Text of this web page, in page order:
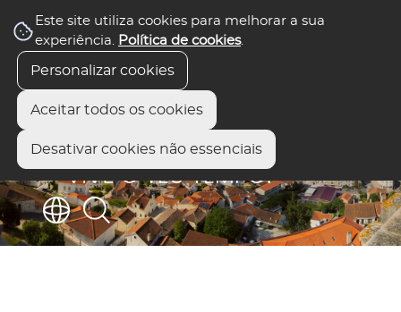
Este site utiliza cookies para melhorar a sua
experiência. Política de cookies.
Personalizar cookies
Aceitar todos os cookies
Desativar cookies não essenciais